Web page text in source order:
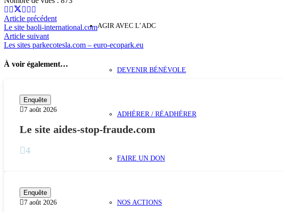
AGIR AVEC L’ADC
DEVENIR BÉNÉVOLE
ADHÉRER / RÉADHÉRER
FAIRE UN DON
NOS ACTIONS
Article précédent
Le site baoli-international.com
Article suivant
Les sites parkecotesla.com – euro-ecopark.eu
À voir également…
Enquête
7 août 2026
Le site aides-stop-fraude.com
4
Enquête
7 août 2026